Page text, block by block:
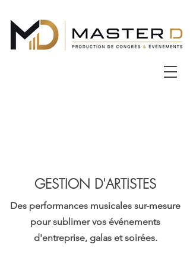
GESTION D'ARTISTES
Des performances musicales sur-mesure
pour sublimer vos événements
d'entreprise, galas et soirées.